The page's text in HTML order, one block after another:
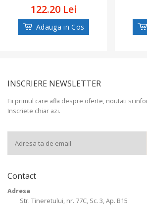
122.20 Lei
Adauga in Cos
INSCRIERE NEWSLETTER
Fii primul care afla despre oferte, noutati si
Inscriete chiar azi.
Contact
Adresa
Str. Tineretului, nr. 77C, Sc. 3, Ap. B15